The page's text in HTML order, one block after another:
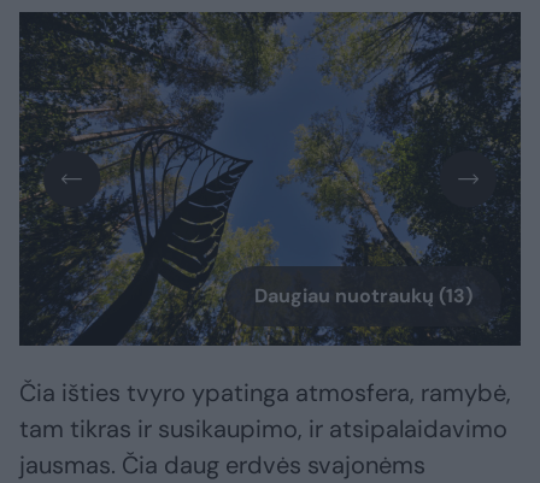
Daugiau nuotraukų (13)
Čia išties tvyro ypatinga atmosfera, ramybė,
tam tikras ir susikaupimo, ir atsipalaidavimo
jausmas. Čia daug erdvės svajonėms